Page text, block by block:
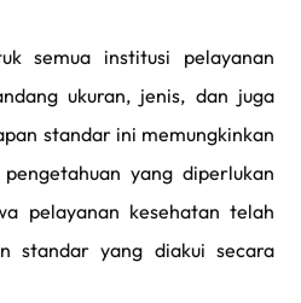
semua institusi pelayanan
ukuran, jenis, dan juga
standar ini memungkinkan
yang diperlukan
pelayanan kesehatan telah
standar yang diakui secara